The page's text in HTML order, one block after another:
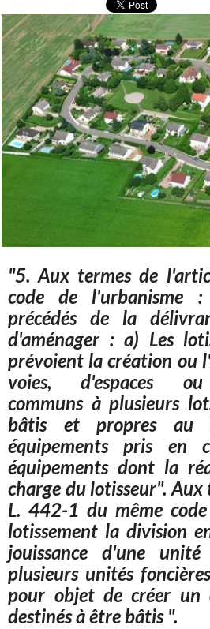
"5. Aux termes de
code de l'urbanisme
précédés de la
d'aménager : a) Les
prévoient la création ou
voies, d'espaces ou
communs à plusieurs
bâtis et propres au
équipements pris en
équipements dont la
charge du lotisseur".Aux
L. 442-1 du même
lotissement la division
jouissance d'une
plusieurs unités
pour objet de créer un
destinés à être bâtis ".